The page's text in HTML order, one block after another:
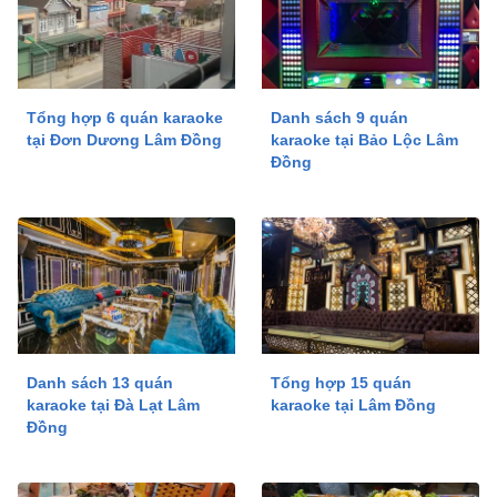
Tổng hợp 6 quán karaoke
tại Đơn Dương Lâm Đồng
Danh sách 9 quán
karaoke tại Bảo Lộc Lâm
Đồng
Danh sách 13 quán
karaoke tại Đà Lạt Lâm
Đồng
Tổng hợp 15 quán
karaoke tại Lâm Đồng